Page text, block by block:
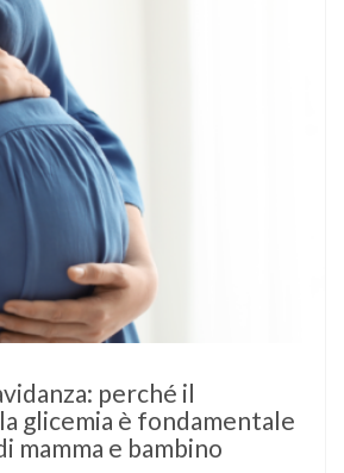
perché il
glicemia è fondamentale
mamma e bambino